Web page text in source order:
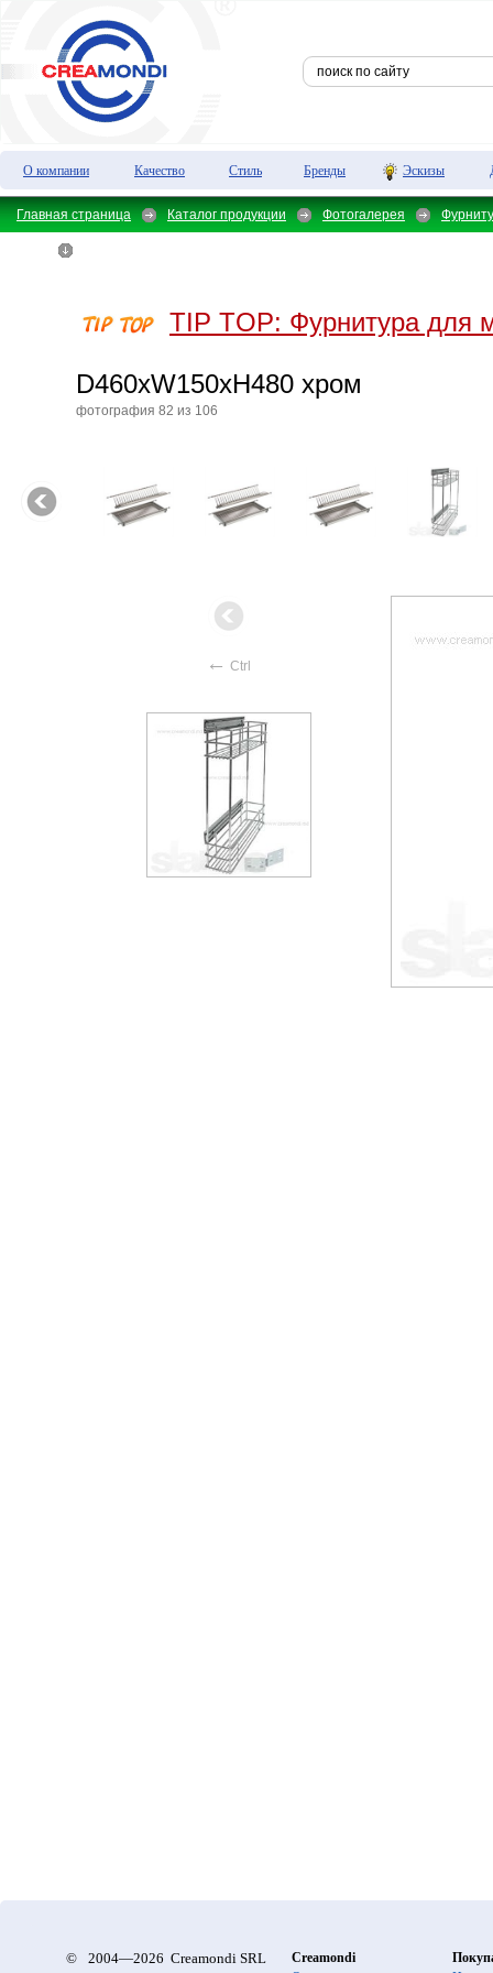
О компании Качество Стиль Бренды Эскизы
Главная страница Каталог продукции Фотогалерея
TIP TOP: Фурнитура для
D460xW150xH480 хром
фотография 82 из 106
← Ctrl
© 2004—2026 Creamondi SRL
Creamondi